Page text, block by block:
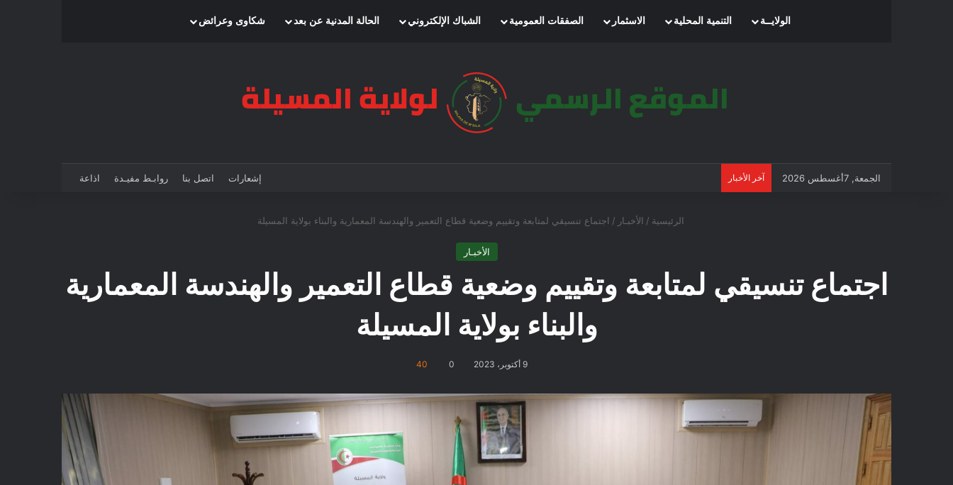
الرئيسيةالولايــة التنمية المحلية الاسثمار الصفقات العمومية الشباك الإلكتروني الحالة المدنية عن بعد شكاوى وعرائض
الجمعة, 7أغسطس 2026 آخر الأخبار إشعارات اتصل بنا روابـط مفيـدة اذاعة
الرئيسية / الأخبـار / اجتماع تنسيقي لمتابعة وتقييم وضعية قطاع التعمير والهندسة المعمارية والبناء بولاية المسيلة
الأخبـار
اجتماع تنسيقي لمتابعة وتقييم وضعية قطاع التعمير والهندسة المعمارية
والبناء بولاية المسيلة
9 أكتوبر، 2023 0
40